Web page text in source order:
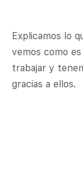
Explicamos lo
vemos como
trabajar y
gracias a ellos.